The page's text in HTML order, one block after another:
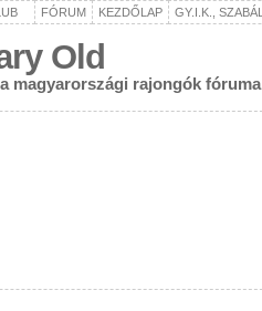
FÓRUM KEZDŐLAP GY.I.K.,
Old
magyarországi rajongók fóruma